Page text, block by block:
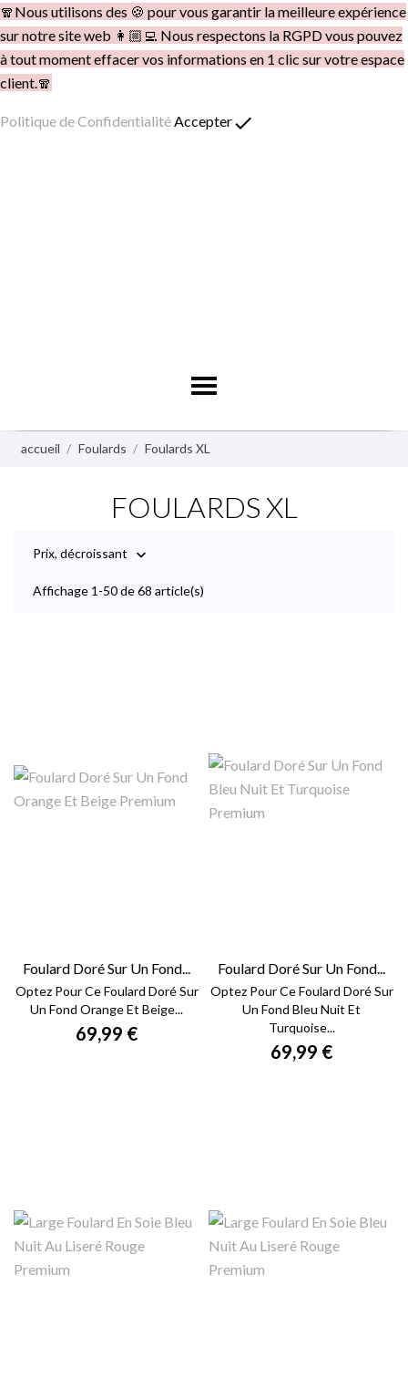
🧣Nous utilisons des 🍪 pour vous garantir la meilleure expérience
sur notre site web 👩🏼‍💻 Nous respectons la RGPD vous pouvez
à tout moment effacer vos informations en 1 clic sur votre espace
client.🧣
Politique de ConfidentialitéAccepterdone
accueil Foulards Foulards XL
FOULARDS XL
Prix, décroissant 
Affichage 1-50 de 68 article(s)
Foulard Doré Sur Un Fond...
Optez Pour Ce Foulard Doré Sur
Un Fond Orange Et Beige...
69,99 €
Foulard Doré Sur Un Fond...
Optez Pour Ce Foulard Doré Sur
Un Fond Bleu Nuit Et
Turquoise...
69,99 €